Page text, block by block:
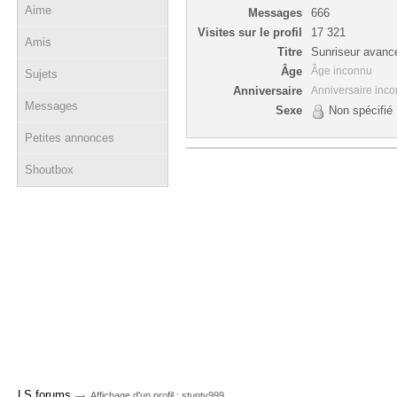
Aime
Amis
Sujets
Messages
Petites annonces
Shoutbox
Messages
666
Visites sur le profil
17 321
Titre
Sunriseur
Âge
Âge inconnu
Anniversaire Anniversaire
Sexe Non spécifié